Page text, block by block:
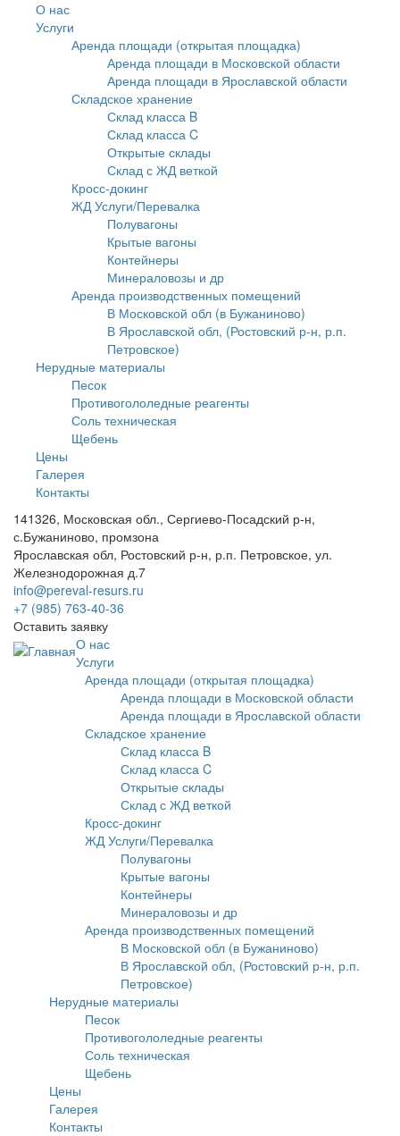
О нас
Услуги
Аренда площади (открытая площадка)
Аренда площади в Московской области
Аренда площади в Ярославской области
Складское хранение
Склад класса B
Склад класса C
Открытые склады
Склад с ЖД веткой
Кросс-докинг
ЖД Услуги/Перевалка
Полувагоны
Крытые вагоны
Контейнеры
Минераловозы и др
Аренда производственных помещений
В Московской обл (в Бужаниново)
В Ярославской обл, (Ростовский р-н, р.п.
Петровское)
Нерудные материалы
Песок
Противогололедные реагенты
Соль техническая
Щебень
Цены
Галерея
Контакты
141326, Московская обл., Сергиево-Посадский р-н,
с.Бужаниново, промзона
Ярославская обл, Ростовский р-н, р.п. Петровское, ул.
Железнодорожная д.7
info@pereval-resurs.ru
+7 (985) 763-40-36
Оставить заявку
О нас
Услуги
Аренда площади (открытая площадка)
Аренда площади в Московской области
Аренда площади в Ярославской области
Складское хранение
Склад класса B
Склад класса C
Открытые склады
Склад с ЖД веткой
Кросс-докинг
ЖД Услуги/Перевалка
Полувагоны
Крытые вагоны
Контейнеры
Минераловозы и др
Аренда производственных помещений
В Московской обл (в Бужаниново)
В Ярославской обл, (Ростовский р-н, р.п.
Петровское)
Нерудные материалы
Песок
Противогололедные реагенты
Соль техническая
Щебень
Цены
Галерея
Контакты